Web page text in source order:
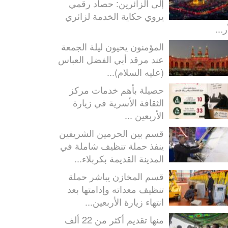
إلى الزائرين: حصاد رقمي
يروي حكاية الخدمة لزائري
المؤمنون يحيون ليلة الجمعة
عند مرقد أبي الفضل العباس
(عليه السلام)...
حصيلة بأهم خدمات مركز
الثقافة الأسرية في زيارة
الأربعين ...
قسم بين الحرمين الشريفين
ينفذ حملة تنظيف شاملة في
المدينة القديمة بكربلاء...
قسم المخازن يباشر حملة
تنظيف معداته وإدامتها بعد
انتهاء زيارة الأربعين...
منها تقديم أكثر من 22 ألف